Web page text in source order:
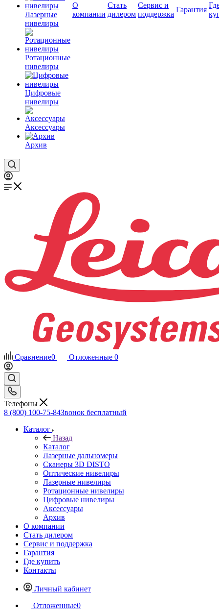
Лазерные
нивелиры
Ротационные
нивелиры
Цифровые
нивелиры
Аксессуары
Архив
О
компании
Стать
дилером
Сервис и
поддержка
Гарантия
Сравнение0 Отложенные 0
Телефоны
8 (800) 100-75-84Звонок бесплатный
Каталог
Назад
Каталог
Лазерные дальномеры
Сканеры 3D DISTO
Оптические нивелиры
Лазерные нивелиры
Ротационные нивелиры
Цифровые нивелиры
Аксессуары
Архив
О компании
Стать дилером
Сервис и поддержка
Гарантия
Где купить
Контакты
Личный кабинет
Отложенные0